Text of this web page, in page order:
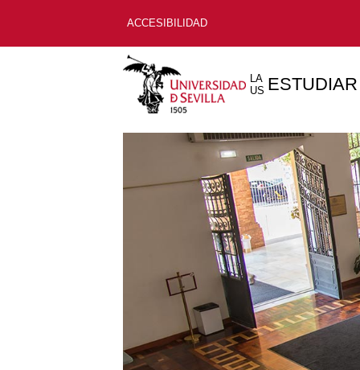
ACCESIBILIDAD
LA
US ESTUDIAR